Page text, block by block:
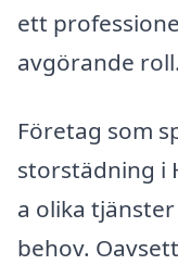
ett
avgörande roll.
Företag som
storstädning i
a olika
behov.